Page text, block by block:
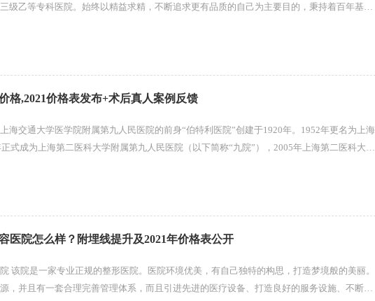
级乙等专科医院。始终以精益求精，不断追求更有品质的自己为主要目的，秉持着百年基业
格,2021价格表发布+术后真人案例反馈
交通大学医学院附属第九人民医院的前身“伯特利医院”创建于1920年。1952年更名为上海
式成为上海第二医科大学附属第九人民医院（以下简称“九院”），2005年上海第二医科大学
医院怎么样？附埋线提升及2021年价格表公开
该院是一家专业正规的整形医院。医院环境优美，有自己独特的构思，打造梦境般的美丽。
，并且有一套合理完善管理体系，而且引进先进的医疗设备、打造良好的服务设施、不断的